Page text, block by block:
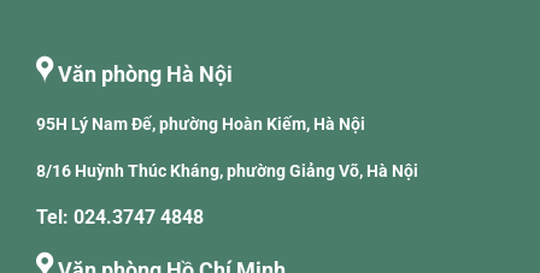
Văn phòng Hà Nội
95H Lý Nam Đế, phường Hoàn Kiếm, Hà Nội
8/16 Huỳnh Thúc Kháng, phường Giảng Võ, Hà Nội
Tel: 024.3747 4848